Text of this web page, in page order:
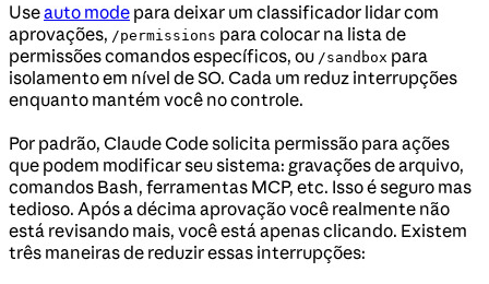
Useauto mode para deixar um classificador lidar com
aprovações, /permissions para colocar na lista de
permissões comandos específicos, ou /sandbox para
isolamento em nível de SO. Cada um reduz interrupções
enquanto mantém você no controle.
Por padrão, Claude Code solicita permissão para ações
que podem modificar seu sistema: gravações de arquivo,
comandos Bash, ferramentas MCP, etc. Isso é seguro mas
tedioso. Após a décima aprovação você realmente não
está revisando mais, você está apenas clicando. Existem
três maneiras de reduzir essas interrupções: